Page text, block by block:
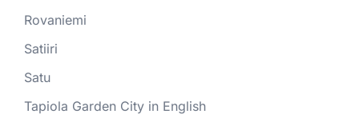
Rovaniemi
Satiiri
Satu
Tapiola Garden City in English